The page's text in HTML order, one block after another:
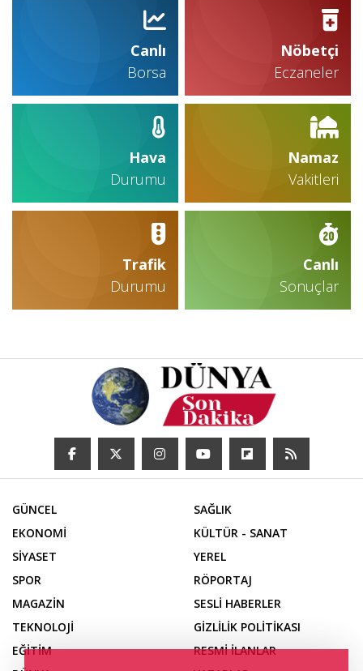
Canlı
Borsa
Nöbetçi
Eczaneler
Hava
Durumu
Namaz
Vakitleri
Trafik
Durumu
Canlı
Sonuçlar
GÜNCEL
EKONOMİ
SİYASET
SPOR
MAGAZİN
TEKNOLOJİ
EĞİTİM
SAĞLIK
KÜLTÜR - SANAT
YEREL
RÖPORTAJ
SESLİ HABERLER
GİZLİLİK POLİTİKASI
RESMİ İLANLAR